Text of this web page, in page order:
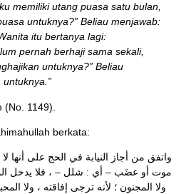
memiliki utang puasa satu bulan,
untuknya?” Beliau menjawab:
itu bertanya lagi:
pernah berhaji sama sekali,
untuknya?” Beliau
untuknya.”
(No. 1149).
berkata:
موت أو عضَب – أي : شلل – ، فلا يدخل
ولا المجنون ؛ لأنه ترجى إفاقته ، ولا